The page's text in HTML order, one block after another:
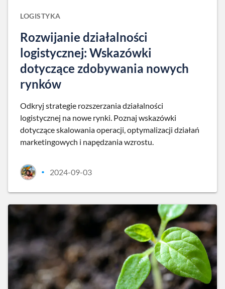
LOGISTYKA
Rozwijanie działalności
logistycznej: Wskazówki
dotyczące zdobywania nowych
rynków
Odkryj strategie rozszerzania działalności
logistycznej na nowe rynki. Poznaj wskazówki
dotyczące skalowania operacji, optymalizacji działań
marketingowych i napędzania wzrostu.
• 2024-09-03